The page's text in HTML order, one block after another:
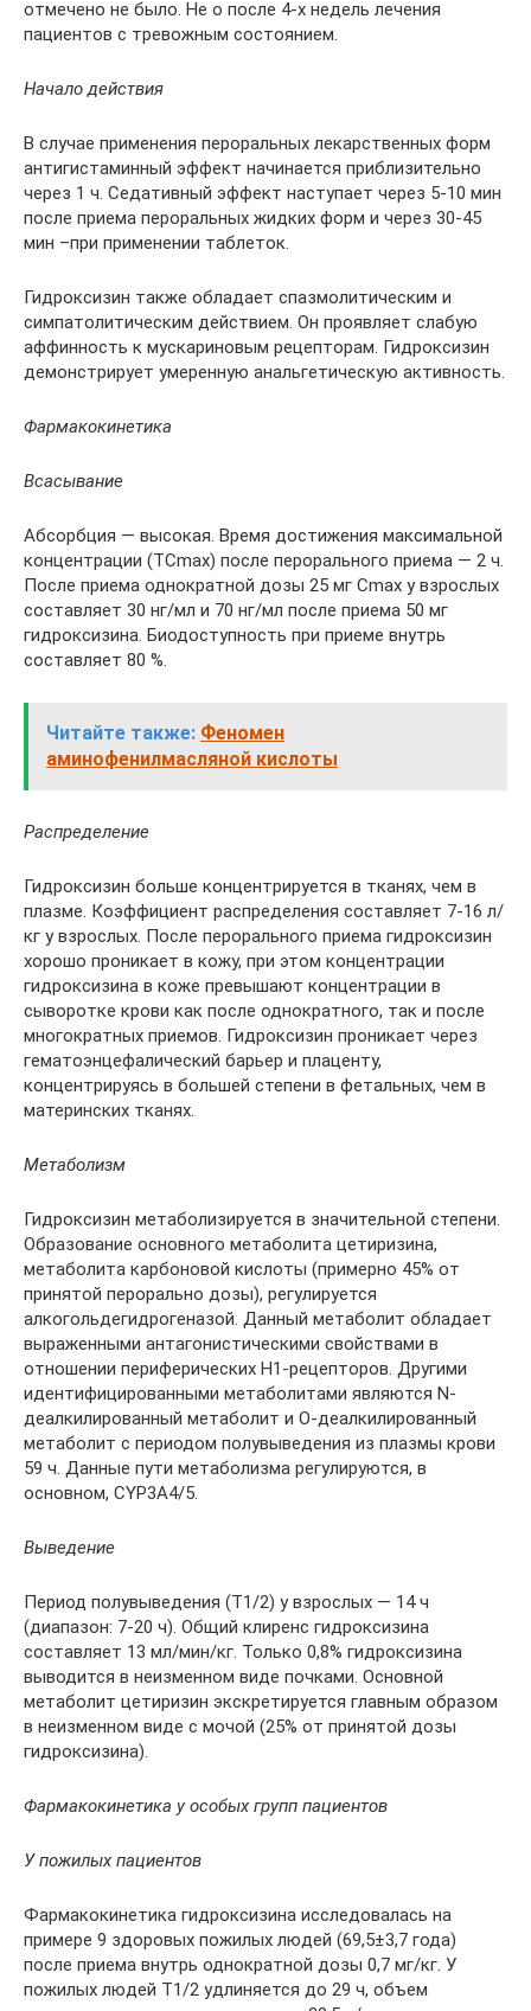
отмечено не было. Не о после 4-х недель лечения
пациентов с тревожным состоянием.
Начало действия
В случае применения пероральных лекарственных форм
антигистаминный эффект начинается приблизительно
через 1 ч. Седативный эффект наступает через 5-10 мин
после приема пероральных жидких форм и через 30-45
мин –при применении таблеток.
Гидроксизин также обладает спазмолитическим и
симпатолитическим действием. Он проявляет слабую
аффинность к мускариновым рецепторам. Гидроксизин
демонстрирует умеренную анальгетическую активность.
Фармакокинетика
Всасывание
Абсорбция — высокая. Время достижения максимальной
концентрации (ТСmах) после перорального приема — 2 ч.
После приема однократной дозы 25 мг Сmах у взрослых
составляет 30 нг/мл и 70 нг/мл после приема 50 мг
гидроксизина. Биодоступность при приеме внутрь
составляет 80 %.
Читайте также: Феномен
аминофенилмасляной кислоты
Распределение
Гидроксизин больше концентрируется в тканях, чем в
плазме. Коэффициент распределения составляет 7-16 л/
кг у взрослых. После перорального приема гидроксизин
хорошо проникает в кожу, при этом концентрации
гидроксизина в коже превышают концентрации в
сыворотке крови как после однократного, так и после
многократных приемов. Гидроксизин проникает через
гематоэнцефалический барьер и плаценту,
концентрируясь в большей степени в фетальных, чем в
материнских тканях.
Метаболизм
Гидроксизин метаболизируется в значительной степени.
Образование основного метаболита цетиризина,
метаболита карбоновой кислоты (примерно 45% от
принятой перорально дозы), регулируется
алкогольдегидрогеназой. Данный метаболит обладает
выраженными антагонистическими свойствами в
отношении периферических Н1-рецепторов. Другими
идентифицированными метаболитами являются N-
деалкилированный метаболит и О-деалкилированный
метаболит с периодом полувыведения из плазмы крови
59 ч. Данные пути метаболизма регулируются, в
основном, CYP3A4/5.
Выведение
Период полувыведения (Т1/2) у взрослых — 14 ч
(диапазон: 7-20 ч). Общий клиренс гидроксизина
составляет 13 мл/мин/кг. Только 0,8% гидроксизина
выводится в неизменном виде почками. Основной
метаболит цетиризин экскретируется главным образом
в неизменном виде с мочой (25% от принятой дозы
гидроксизина).
Фармакокинетика у особых групп пациентов
У пожилых пациентов
Фармакокинетика гидроксизина исследовалась на
примере 9 здоровых пожилых людей (69,5±3,7 года)
после приема внутрь однократной дозы 0,7 мг/кг. У
пожилых людей Т1/2 удлиняется до 29 ч, объем